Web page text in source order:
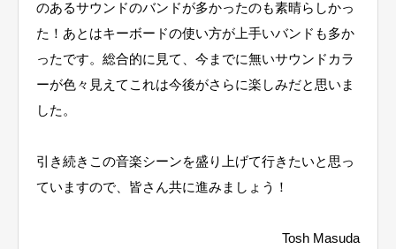
のあるサウンドのバンドが多かったのも素晴らしかっ
た！あとはキーボードの使い方が上手いバンドも多か
ったです。総合的に見て、今までに無いサウンドカラ
ーが色々見えてこれは今後がさらに楽しみだと思いま
した。
引き続きこの音楽シーンを盛り上げて行きたいと思っ
ていますので、皆さん共に進みましょう！
Tosh Masuda